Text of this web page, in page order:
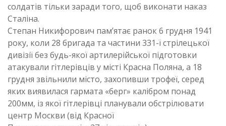
солдатів тільки заради того, щоб виконати наказ
Сталіна.
Степан Никифорович пам’ятає ранок 6 грудня 1941
року, коли 28 бригада та частини 331-ї стрілецької
дивізії без будь-якої артилерійської підготовки
атакували гітлерівців у місті Красна Поляна, а 18
грудня звільнили місто, захопивши трофеї, серед
яких виявилася гармата «берг» калібром понад
200мм, із якої гітлерівці планували обстрілювати
центр Москви (від Красної